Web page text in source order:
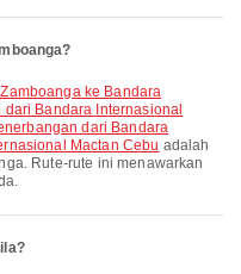
Bandara Internasional
dari Bandara
Mactan Cebu adalah
Rute-rute ini menawarkan